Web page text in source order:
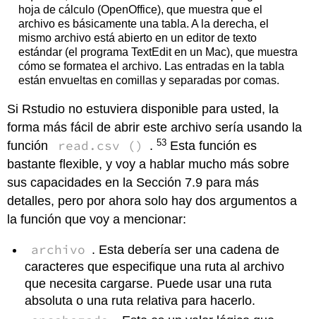
hoja de cálculo (OpenOffice), que muestra que el
archivo es básicamente una tabla. A la derecha, el
mismo archivo está abierto en un editor de texto
estándar (el programa TextEdit en un Mac), que muestra
cómo se formatea el archivo. Las entradas en la tabla
están envueltas en comillas y separadas por comas.
Si Rstudio no estuviera disponible para usted, la
forma más fácil de abrir este archivo sería usando la
función
read.csv () . 53Esta función es
bastante flexible, y voy a hablar mucho más sobre
sus capacidades en la Sección 7.9 para más
detalles, pero por ahora solo hay dos argumentos a
la función que voy a mencionar:
archivo . Esta debería ser una cadena de
caracteres que especifique una ruta al archivo
que necesita cargarse. Puede usar una ruta
absoluta o una ruta relativa para hacerlo.